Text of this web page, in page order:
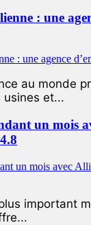
: une
au monde
usines et...
un mois
important